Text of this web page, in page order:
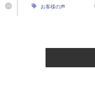
お客様の声